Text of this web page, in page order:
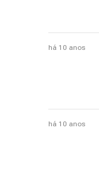
há 10 anos
há 10 anos